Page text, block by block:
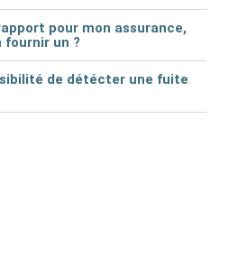
pour mon assurance,
fournir un ?
de détécter une fuite